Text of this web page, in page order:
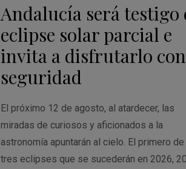
Andalucía será testigo
eclipse solar parcial e
invita a disfrutarlo con
seguridad
El próximo 12 de agosto, al atardecer, las
miradas de curiosos y aficionados a la
astronomía apuntarán al cielo. El primero
tres eclipses que se sucederán en 2026,